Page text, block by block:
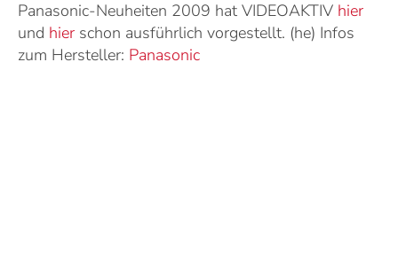
Panasonic-Neuheiten 2009 hat VIDEOAKTIV hier
und hier schon ausführlich vorgestellt. (he) Infos
zum Hersteller: Panasonic